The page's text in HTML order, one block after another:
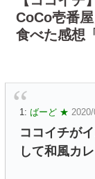
CoCo壱番
食べた感想
1: ばーど ★
ココイチが
して和風カ